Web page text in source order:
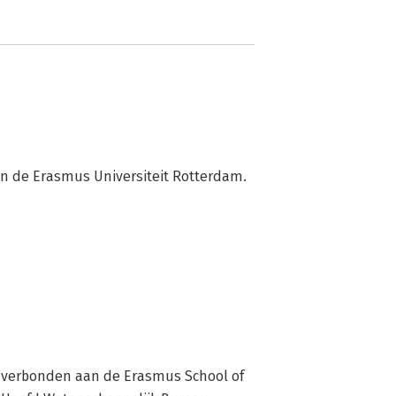
de Erasmus Universiteit Rotterdam.
aan de Erasmus School of